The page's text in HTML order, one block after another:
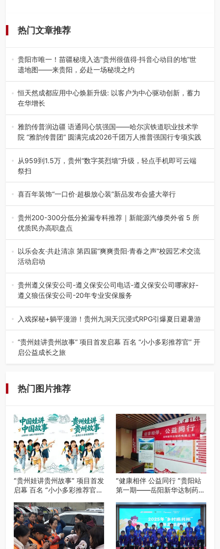
热门文章推荐
贵阳市唯一！苗疆秘境入选“贵州很值得·抖音心动目的地”世
遗地图——来贵阳，必赴一场秘境之约
2026年7月21日，2026年“贵州很值得”暨抖音“心动目的
地”（贵州站）主题…
恒天然成都应用中心焕新升级: 以客户为中心驱动创新，蓄力
在华增长
融合全球研发实力与本土洞察，深化客户共创，赋能西南市
场创新发展 （7月27日，成…
雅韵传普润边疆 语通同心筑强国——哈尔滨铁道职业技术学
院 “雅韵传普团” 圆满完成2026千团万人推普强国行专项实践
为扎实推进2026“千团万人推普强国行”大学生暑期社会实
践，牢牢紧扣 “雅韵传普…
从959到1.5万，贵州“数字英烈墙”升级，轻点手机即可云端
祭扫
八一建军节到来之际，由贵州省退役军人事务厅指导，贵阳
市退役军人事务局联合贵州广电…
喜百年装饰“一口价·超极放心装”新品发布会盛大举行
2026年7月31日，喜百年装饰“一口价·超极放心装”新品发布
会在贵阳隆重举行。…
贵州200-300分低分捡漏专科推荐｜新能源汽修类外省 5 所
优质民办高职盘点
在贵州省高考志愿填报体系中，200至300分数段考生可选择
的省内工科、新能源汽车…
以乐会友·共赴清凉 第四届“爽爽贵阳·青春之声”校园艺术交流
活动启动
七月的贵阳，清风送爽，第四届“爽爽贵阳·青春之声”校园管
弦乐（合唱）艺术交流活动…
贵州遵义保安公司-遵义保安公司电话-遵义保安公司哪家好-
遵义狼伍保安公司-20年专业安保服务
在遵义，不管是企业园区运营、小区物业管理、建筑工地施
工、商业商场经营，还是举办各…
入戏探秘+躺平漫游！贵州九洞天沉浸式RPG引爆夏日避暑游
入伏后的贵州，清凉依旧。而在毕节深处的九洞天景区，贵
州首个水上喀斯特沉浸式RPG…
“贵州娃讲贵州故事” 项目首发启幕 百名 “小小多彩推荐官” 开
启公益成长之旅
热门图片推荐
“贵州娃讲贵州故事” 项目首发
启幕 百名 “小小多彩推荐官”
“健康相伴 公益同行 ”贵阳站
第一期——岳阳新华达制药贵